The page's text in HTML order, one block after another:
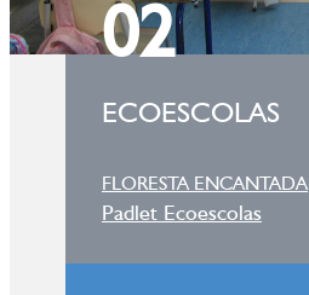
02
ECOESCOLAS
FLORESTA ENCANTADA
Padlet Ecoescolas